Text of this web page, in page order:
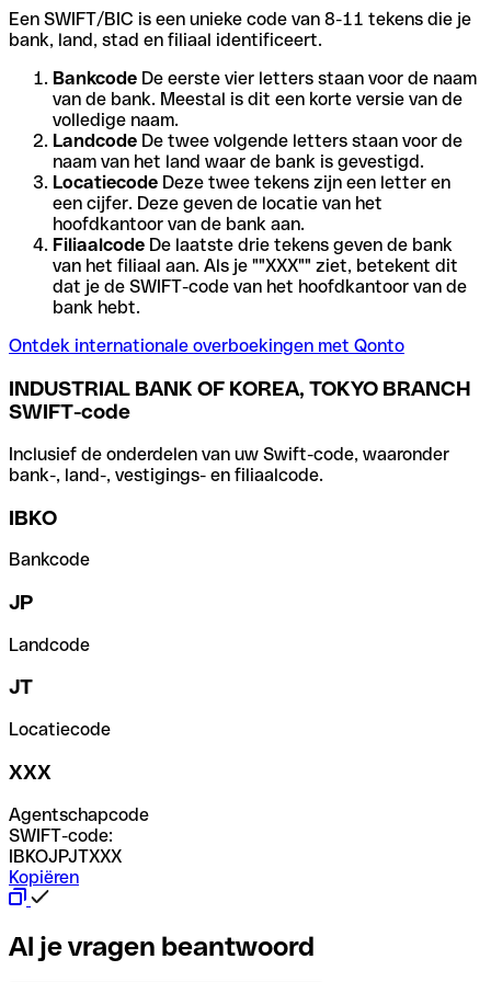
Een SWIFT/BIC is een unieke code van 8-11 tekens die je
bank, land, stad en filiaal identificeert.
Bankcode De eerste vier letters staan voor de naam
van de bank. Meestal is dit een korte versie van de
volledige naam.
Landcode De twee volgende letters staan voor de
naam van het land waar de bank is gevestigd.
Locatiecode Deze twee tekens zijn een letter en
een cijfer. Deze geven de locatie van het
hoofdkantoor van de bank aan.
Filiaalcode De laatste drie tekens geven de bank
van het filiaal aan. Als je ""XXX"" ziet, betekent dit
dat je de SWIFT-code van het hoofdkantoor van de
bank hebt.
Ontdek internationale overboekingen met Qonto
INDUSTRIAL BANK OF KOREA, TOKYO BRANCH
SWIFT-code
Inclusief de onderdelen van uw Swift-code, waaronder
bank-, land-, vestigings- en filiaalcode.
IBKO
Bankcode
JP
Landcode
JT
Locatiecode
XXX
Agentschapcode
SWIFT-code:
IBKOJPJTXXX
Kopiëren
Al je vragen beantwoord